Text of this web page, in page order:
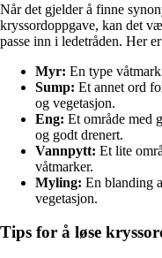
Når det gjelder å finne
kryssordoppgave, kan det
passe inn i ledetråden. Her
Myr: En type
Sump: Et annet ord
og vegetasjon.
Eng: Et område med
og godt drenert.
Vannpytt: Et lite
våtmarker.
Myling: En blanding
vegetasjon.
Tips for å løse